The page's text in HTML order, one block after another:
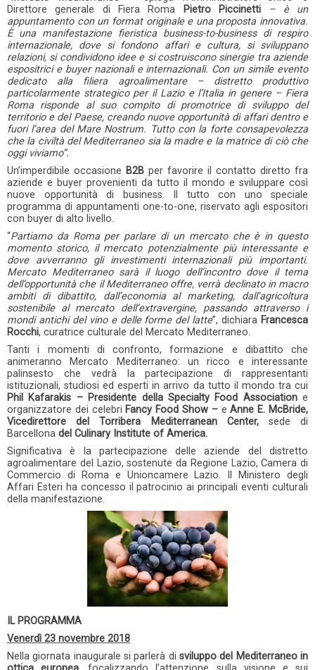
Direttore generale di Fiera Roma Pietro Piccinetti – è un
appuntamento con un format originale e una proposta innovativa.
È una manifestazione fieristica business-to-business di respiro
internazionale, dove si fondono affari e cultura, si sviluppano
relazioni, si condividono idee e si costruiscono sinergie tra aziende
espositrici e buyer nazionali e internazionali. Con un simile evento
dedicato alla filiera agroalimentare – distretto produttivo
particolarmente strategico per il Lazio e l’Italia in genere – Fiera
Roma risponde al suo compito di promotrice di sviluppo del
territorio e del Paese, creando nuove opportunità di affari dentro e
fuori l’area del Mare Nostrum. Tutto con la forte consapevolezza
che la civiltà del Mediterraneo sia la madre e la matrice di ciò che
oggi viviamo”.
Un’imperdibile occasione B2B per favorire il contatto diretto fra
aziende e buyer provenienti da tutto il mondo e sviluppare così
nuove opportunità di business. Il tutto con uno speciale
programma di appuntamenti one-to-one, riservato agli espositori
con buyer di alto livello.
“Partiamo da Roma per parlare di un mercato che è in questo
momento storico, il mercato potenzialmente più interessante e
dove avverranno gli investimenti internazionali più importanti.
Mercato Mediterraneo sarà il luogo dell’incontro dove il tema
dell’opportunità che il Mediterraneo offre, verrà declinato in macro
ambiti di dibattito, dall’economia al marketing, dall’agricoltura
sostenibile al mercato dell’extravergine, passando attraverso i
mondi antichi del vino e delle forme del latte”, dichiara Francesca
Rocchi, curatrice culturale del Mercato Mediterraneo.
Tanti i momenti di confronto, formazione e dibattito che
animeranno Mercato Mediterraneo: un ricco e interessante
palinsesto che vedrà la partecipazione di rappresentanti
istituzionali, studiosi ed esperti in arrivo da tutto il mondo tra cui
Phil Kafarakis – Presidente della Specialty Food Association e
organizzatore dei celebri Fancy Food Show – e Anne E. McBride,
Vicedirettore del Torribera Mediterranean Center, sede di
Barcellona del Culinary Institute of America.
Significativa è la partecipazione delle aziende del distretto
agroalimentare del Lazio, sostenute da Regione Lazio, Camera di
Commercio di Roma e Unioncamere Lazio. Il Ministero degli
Affari Esteri ha concesso il patrocinio ai principali eventi culturali
della manifestazione.
IL PROGRAMMA
Venerdì 23 novembre 2018
Nella giornata inaugurale si parlerà di sviluppo del Mediterraneo in